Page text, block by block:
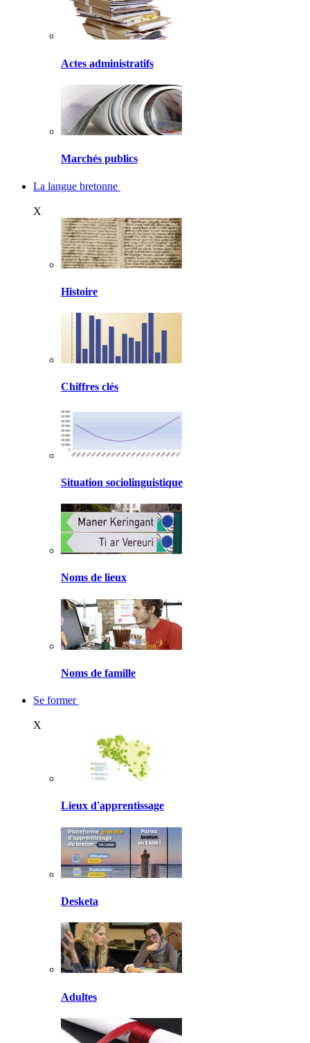
Actes administratifs
Marchés publics
La langue bretonne
X
Histoire
Chiffres clés
Situation sociolinguistique
Noms de lieux
Noms de famille
Se former
X
Lieux d'apprentissage
Desketa
Adultes